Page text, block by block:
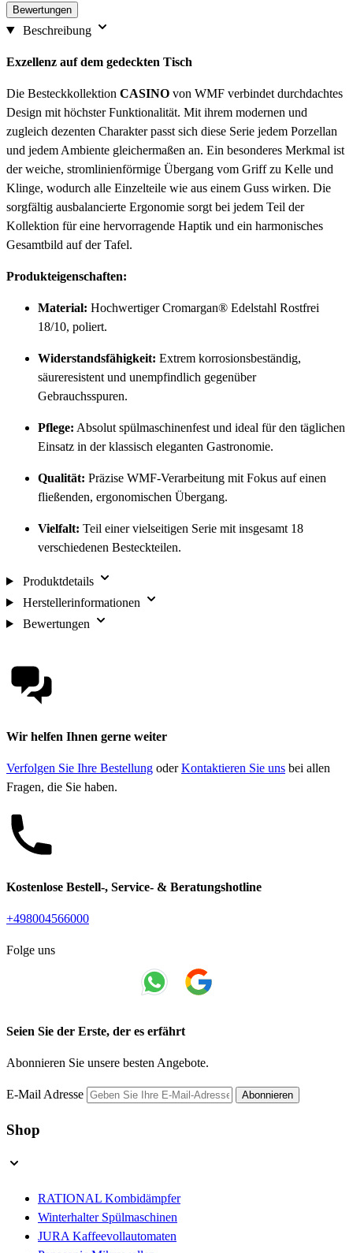
Bewertungen
Beschreibung
Exzellenz auf dem gedeckten Tisch
Die Besteckkollektion CASINO von WMF verbindet durchdachtes
Design mit höchster Funktionalität. Mit ihrem modernen und
zugleich dezenten Charakter passt sich diese Serie jedem Porzellan
und jedem Ambiente gleichermaßen an. Ein besonderes Merkmal ist
der weiche, stromlinienförmige Übergang vom Griff zu Kelle und
Klinge, wodurch alle Einzelteile wie aus einem Guss wirken. Die
sorgfältig ausbalancierte Ergonomie sorgt bei jedem Teil der
Kollektion für eine hervorragende Haptik und ein harmonisches
Gesamtbild auf der Tafel.
Produkteigenschaften:
Material: Hochwertiger Cromargan® Edelstahl Rostfrei
18/10, poliert.
Widerstandsfähigkeit: Extrem korrosionsbeständig,
säureresistent und unempfindlich gegenüber
Gebrauchsspuren.
Pflege: Absolut spülmaschinenfest und ideal für den täglichen
Einsatz in der klassisch eleganten Gastronomie.
Qualität: Präzise WMF-Verarbeitung mit Fokus auf einen
fließenden, ergonomischen Übergang.
Vielfalt: Teil einer vielseitigen Serie mit insgesamt 18
verschiedenen Besteckteilen.
Produktdetails
Herstellerinformationen
Bewertungen
Wir helfen Ihnen gerne weiter
Verfolgen Sie Ihre Bestellung oderKontaktieren Sie uns bei allen
Fragen, die Sie haben.
Kostenlose Bestell-, Service- & Beratungshotline
+498004566000
Folge uns
Seien Sie der Erste, der es erfährt
Abonnieren Sie unsere besten Angebote.
E-Mail Adresse Abonnieren
Shop
RATIONAL Kombidämpfer
Winterhalter Spülmaschinen
JURA Kaffeevollautomaten